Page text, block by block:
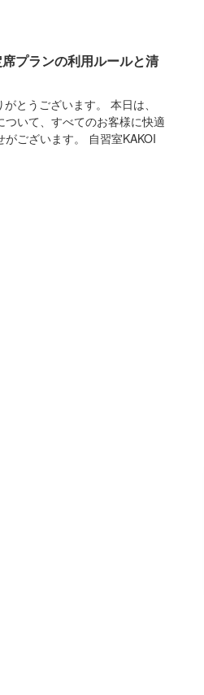
プランの利用ルールと清
とうございます。 本日は、
いて、すべてのお客様に快適
ございます。 自習室KAKOI